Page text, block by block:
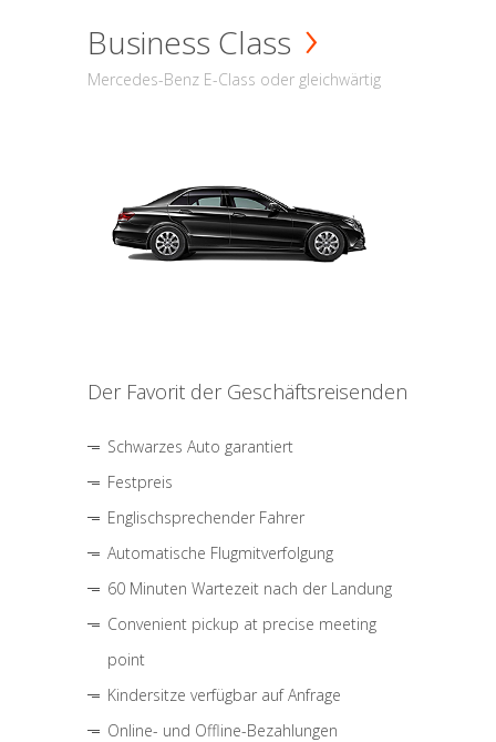
Business Class
Mercedes-Benz E-Class oder gleichwärtig
Der Favorit der Geschäftsreisenden
Schwarzes Auto garantiert
Festpreis
Englischsprechender Fahrer
Automatische Flugmitverfolgung
60 Minuten Wartezeit nach der Landung
Convenient pickup at precise meeting
point
Kindersitze verfügbar auf Anfrage
Online- und Offline-Bezahlungen